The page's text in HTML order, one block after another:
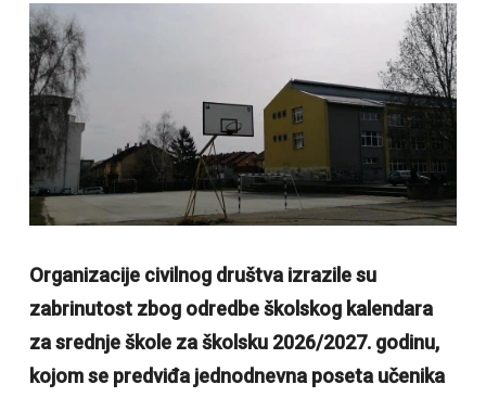
Organizacije civilnog društva izrazile su
zabrinutost zbog odredbe školskog kalendara
za srednje škole za školsku 2026/2027. godinu,
kojom se predviđa jednodnevna poseta učenika